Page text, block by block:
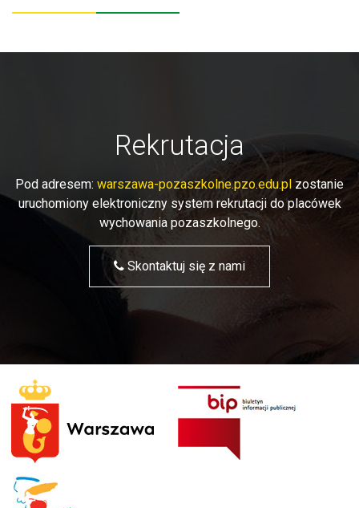
Rekrutacja
Pod adresem: warszawa-pozaszkolne.pzo.edu.pl zostanie
uruchomiony elektroniczny system rekrutacji do placówek
wychowania pozaszkolnego.
Skontaktuj się z nami